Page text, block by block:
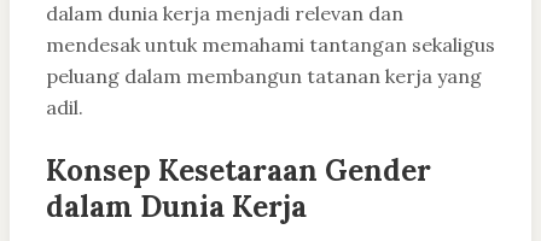
dalam dunia kerja menjadi relevan dan
mendesak untuk memahami tantangan sekaligus
peluang dalam membangun tatanan kerja yang
adil.
Konsep Kesetaraan Gender
dalam Dunia Kerja